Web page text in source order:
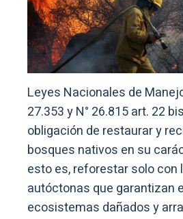
Leyes Nacionales de
27.353 y N° 26.815 art. 22
obligación de restaurar y
bosques nativos en su
esto es, reforestar solo con
autóctonas que garantizan
ecosistemas dañados y